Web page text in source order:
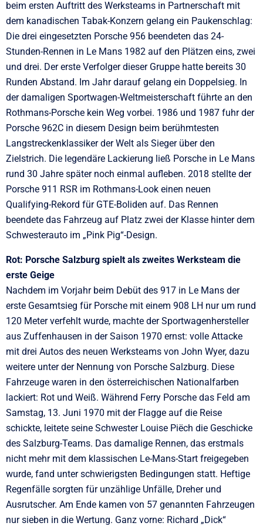
beim ersten Auftritt des Werksteams in Partnerschaft mit
dem kanadischen Tabak-Konzern gelang ein Paukenschlag:
Die drei eingesetzten Porsche 956 beendeten das 24-
Stunden-Rennen in Le Mans 1982 auf den Plätzen eins, zwei
und drei. Der erste Verfolger dieser Gruppe hatte bereits 30
Runden Abstand. Im Jahr darauf gelang ein Doppelsieg. In
der damaligen Sportwagen-Weltmeisterschaft führte an den
Rothmans-Porsche kein Weg vorbei. 1986 und 1987 fuhr der
Porsche 962C in diesem Design beim berühmtesten
Langstreckenklassiker der Welt als Sieger über den
Zielstrich. Die legendäre Lackierung ließ Porsche in Le Mans
rund 30 Jahre später noch einmal aufleben. 2018 stellte der
Porsche 911 RSR im Rothmans-Look einen neuen
Qualifying-Rekord für GTE-Boliden auf. Das Rennen
beendete das Fahrzeug auf Platz zwei der Klasse hinter dem
Schwesterauto im „Pink Pig“-Design.
Rot: Porsche Salzburg spielt als zweites Werksteam die
erste Geige
Nachdem im Vorjahr beim Debüt des 917 in Le Mans der
erste Gesamtsieg für Porsche mit einem 908 LH nur um rund
120 Meter verfehlt wurde, machte der Sportwagenhersteller
aus Zuffenhausen in der Saison 1970 ernst: volle Attacke
mit drei Autos des neuen Werksteams von John Wyer, dazu
weitere unter der Nennung von Porsche Salzburg. Diese
Fahrzeuge waren in den österreichischen Nationalfarben
lackiert: Rot und Weiß. Während Ferry Porsche das Feld am
Samstag, 13. Juni 1970 mit der Flagge auf die Reise
schickte, leitete seine Schwester Louise Piëch die Geschicke
des Salzburg-Teams. Das damalige Rennen, das erstmals
nicht mehr mit dem klassischen Le-Mans-Start freigegeben
wurde, fand unter schwierigsten Bedingungen statt. Heftige
Regenfälle sorgten für unzählige Unfälle, Dreher und
Ausrutscher. Am Ende kamen von 57 genannten Fahrzeugen
nur sieben in die Wertung. Ganz vorne: Richard „Dick“